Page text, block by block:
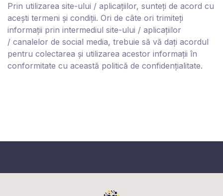
Prin utilizarea site-ului / aplicațiilor, sunteți de acord cu
acești termeni și condiții. Ori de câte ori trimiteți
informații prin intermediul site-ului / aplicațiilor
/ canalelor de social media, trebuie să vă dați acordul
pentru colectarea și utilizarea acestor informații în
conformitate cu această politică de confidențialitate.